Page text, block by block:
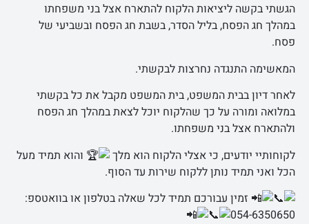
הגשתי בקשה ליציאות הלקוח להתארח אצל בני משפחתו
במהלך חג הפסח, בליל הסדר, בשבת חג הפסח ובשביעי של
פסח.
המאשימה התנגדה נחרצות לבקשתי.
לאחר דיון בבית המשפט, בית המשפט מקבל את כל בקשתי
במלואה ומורה על כך שהלקוח יוכל לצאת במהלך חג הפסח
ולהתארח אצל בני משפחתו.
לקוחותיי יודעים, כי אצלי הלקוח הוא מלך
והוא תמיד מעל
הכל ואני תמיד נותן ללקוח שירות עד הסוף.
זמין עבורכם תמיד לכל שאלה בטלפון או בוואטספ:
054-6350650